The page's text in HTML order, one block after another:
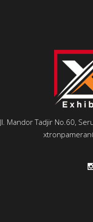
Jl. Mandor Tadjir No.60,